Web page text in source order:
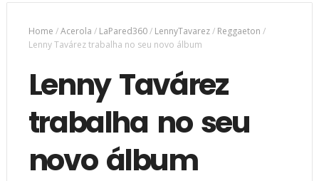
Home /Acerola / LaPared360/ LennyTavarez/ Reggaeton /
Lenny Tavárez trabalha no seu novo álbum
Lenny Tavárez
trabalha no seu
novo álbum